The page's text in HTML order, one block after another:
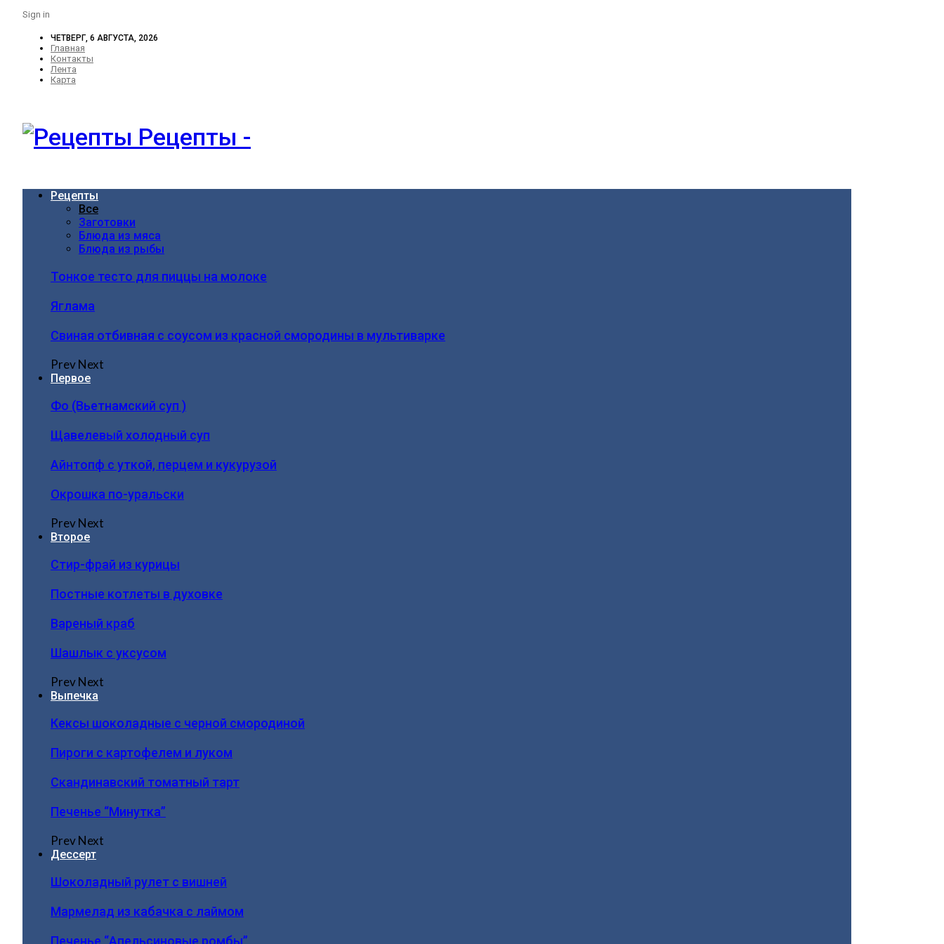
Sign in
ЧЕТВЕРГ, 6 АВГУСТА, 2026
Главная
Контакты
Лента
Карта
Рецепты -
Рецепты
Все
Заготовки
Блюда из мяса
Блюда из рыбы
Тонкое тесто для пиццы на молоке
Яглама
Свиная отбивная с соусом из красной смородины в мультиварке
PrevNext
Первое
Фо (Вьетнамский суп )
Щавелевый холодный суп
Айнтопф с уткой, перцем и кукурузой
Окрошка по-уральски
PrevNext
Второе
Стир-фрай из курицы
Постные котлеты в духовке
Вареный краб
Шашлык с уксусом
PrevNext
Выпечка
Кексы шоколадные с черной смородиной
Пироги c картофелем и луком
Скандинавский томатный тарт
Печенье “Минутка”
PrevNext
Дессерт
Шоколадный рулет с вишней
Мармелад из кабачка с лаймом
Печенье “Апельсиновые ромбы”